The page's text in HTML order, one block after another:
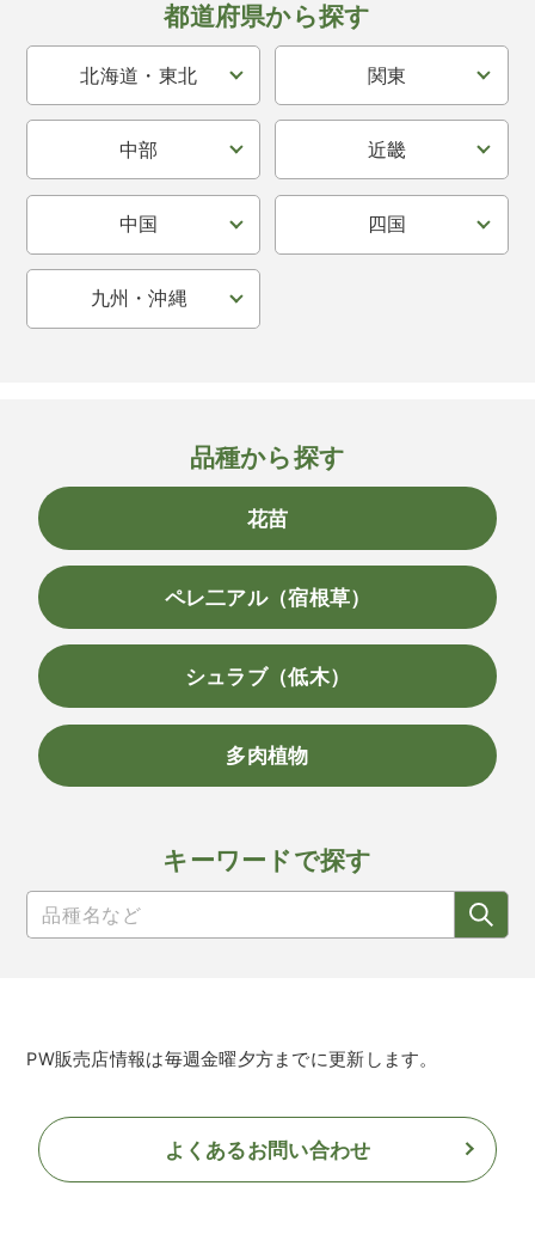
都道府県から探す
北海道・東北 関東
中部 近畿
中国 四国
九州・沖縄
品種から探す
花苗
ペレ二アル（宿根草）
シュラブ（低木）
多肉植物
キーワードで探す
PW販売店情報は毎週金曜夕方までに更新します。
よくあるお問い合わせ